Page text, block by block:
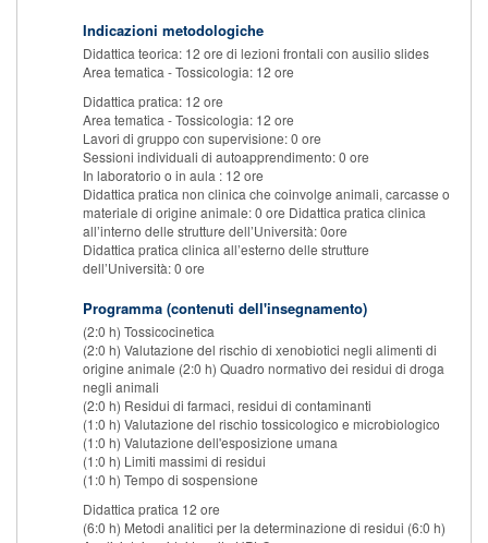
Indicazioni metodologiche
Didattica teorica: 12 ore di lezioni frontali con ausilio slides
Area tematica - Tossicologia: 12 ore
Didattica pratica: 12 ore
Area tematica - Tossicologia: 12 ore
Lavori di gruppo con supervisione: 0 ore
Sessioni individuali di autoapprendimento: 0 ore
In laboratorio o in aula : 12 ore
Didattica pratica non clinica che coinvolge animali, carcasse o
materiale di origine animale: 0 ore Didattica pratica clinica
all’interno delle strutture dell’Università: 0ore
Didattica pratica clinica all’esterno delle strutture
dell’Università: 0 ore
Programma (contenuti dell'insegnamento)
(2:0 h) Tossicocinetica
(2:0 h) Valutazione del rischio di xenobiotici negli alimenti di
origine animale (2:0 h) Quadro normativo dei residui di droga
negli animali
(2:0 h) Residui di farmaci, residui di contaminanti
(1:0 h) Valutazione del rischio tossicologico e microbiologico
(1:0 h) Valutazione dell'esposizione umana
(1:0 h) Limiti massimi di residui
(1:0 h) Tempo di sospensione
Didattica pratica 12 ore
(6:0 h) Metodi analitici per la determinazione di residui (6:0 h)